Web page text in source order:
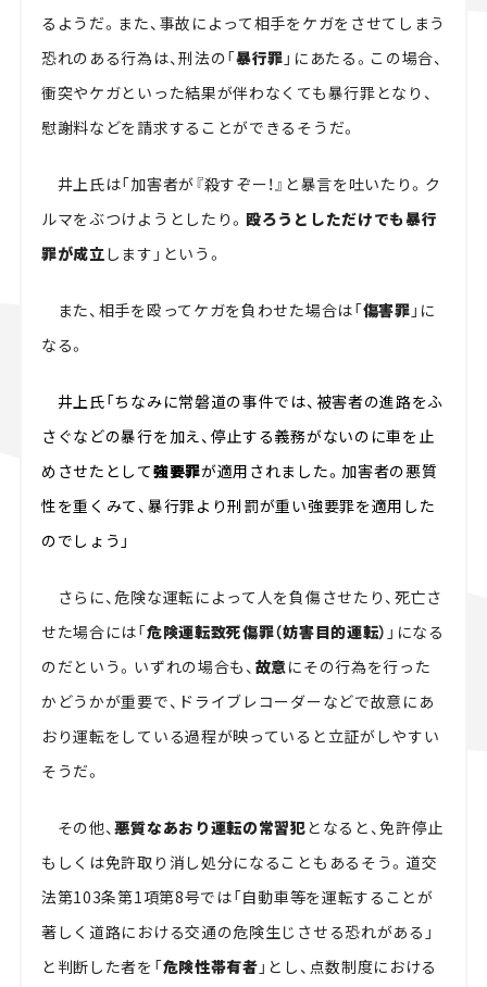
るようだ。また、事故によって相手をケガをさせてしまう
恐れのある行為は、刑法の「暴行罪 」にあたる。この場合、
衝突やケガといった結果が伴わなくても暴行罪となり、
慰謝料などを請求することができるそうだ。
井上氏は「加害者が『殺すぞー！』と暴言を吐いたり。ク
ルマをぶつけようとしたり。 殴ろうとしただけでも暴行
罪が成立 します」という。
また、相手を殴ってケガを負わせた場合は「傷害罪 」に
なる。
井上氏「ちなみに常磐道の事件では、被害者の進路をふ
さぐなどの暴行を加え、停止する義務がないのに車を止
めさせたとして強要罪が適用されました。加害者の悪質
性を重くみて、暴行罪より刑罰が重い強要罪を適用した
のでしょう」
さらに、危険な運転によって人を負傷させたり、死亡さ
せた場合には「危険運転致死傷罪（妨害目的運転） 」になる
のだという。いずれの場合も、 故意にその行為を行った
かどうかが重要で、ドライブレコーダーなどで故意にあ
おり運転をしている過程が映っていると立証がしやすい
そうだ。
その他、悪質なあおり運転の常習犯となると、免許停止
もしくは免許取り消し処分になることもあるそう。道交
法第103条第1項第8号では「自動車等を運転することが
著しく道路における交通の危険生じさせる恐れがある」
と判断した者を「危険性帯有者 」とし、点数制度における